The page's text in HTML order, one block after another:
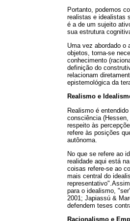
Portanto, podemos
realistas e idealistas
é a de um sujeito
sua estrutura
Uma vez abordado o
objetos, torna-se
conhecimento
definição do
relacionam
epistemológica da
Realismo e
Realismo é
consciência
respeito às
refere às posições
autônoma.
No que se refere ao
realidade aqui está
coisas refere-se ao
mais central do
para o idealismo,
2001; Japiassú &
defendem teses
Racionalismo e